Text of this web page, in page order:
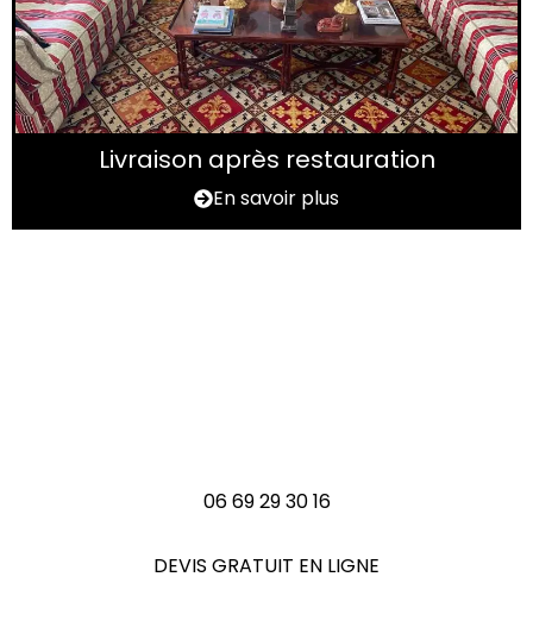
Livraison après restauration
En savoir plus
06 69 29 30 16
DEVIS GRATUIT EN LIGNE